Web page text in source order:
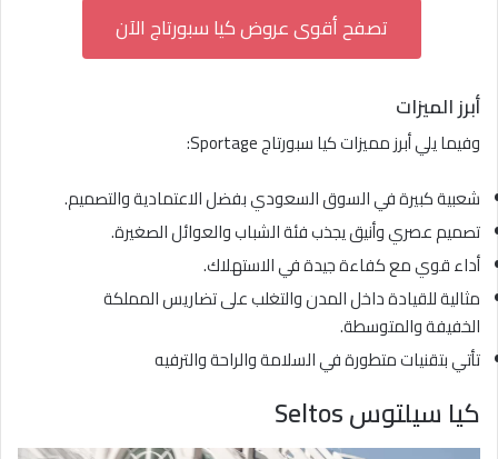
تصفح أقوى عروض كيا سبورتاج الآن
أبرز الميزات
وفيما يلي أبرز مميزات كيا سبورتاج Sportage:
شعبية كبيرة في السوق السعودي بفضل الاعتمادية والتصميم.
تصميم عصري وأنيق يجذب فئة الشباب والعوائل الصغيرة.
أداء قوي مع كفاءة جيدة في الاستهلاك.
مثالية للقيادة داخل المدن والتغلب على تضاريس المملكة
الخفيفة والمتوسطة.
تأتي بتقنيات متطورة في السلامة والراحة والترفيه
كيا سيلتوس Seltos